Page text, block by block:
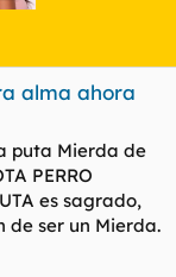
alma ahora
puta Mierda de
PERRO
es sagrado,
de ser un Mierda.